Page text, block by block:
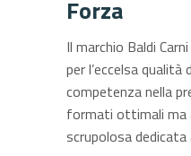
Forza
Il marchio Baldi
per l’eccelsa qualità
competenza nella
formati ottimali ma
scrupolosa dedicata